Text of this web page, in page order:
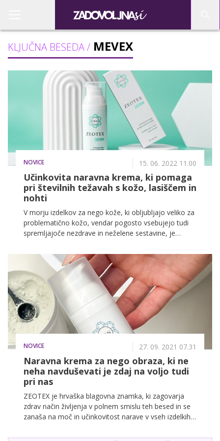
KLJUČNA BESEDA / MEVEX
NOVICE 15. 06. 2022 11.00
Učinkovita naravna krema, ki pomaga
pri številnih težavah s kožo, lasiščem in
nohti
V morju izdelkov za nego kože, ki obljubljajo veliko za
problematično kožo, vendar pogosto vsebujejo tudi
spremljajoče nezdrave in neželene sestavine, je
kremo sta razstrupljevalni mineral zeolit in
elementarno srebro, ki s sinergijo delovanja prinašata
revolucijo v negi problematične kože. ZDAJ to kremo
lahko najdete na policah dm trgovin po vsej Sloveniji.
NOVICE 27. 09. 2021 07.31
Naravna krema za nego obraza, ki ne
neha navduševati je zdaj na voljo tudi
pri nas
ZEOTEX je hrvaška blagovna znamka, ki zagovarja
zdrav način življenja v polnem smislu teh besed in se
zanaša na moč in učinkovitost narave v vseh izdelkih.
vsebujejo tudi spremljajoče nezdrave sestavine,